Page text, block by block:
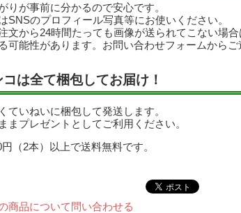
りが事前に分かるので安心です。
SNSのプロフィール写真等にお使いください。
文から24時間たっても画像が送られてこない場
可能性があります。お問い合わせフォームから
は全て梱包してお届け！
ていねいに梱包して発送します。
まプレゼントとしてご利用ください。
（2本）以上で送料無料です。
商品について問い合わせる